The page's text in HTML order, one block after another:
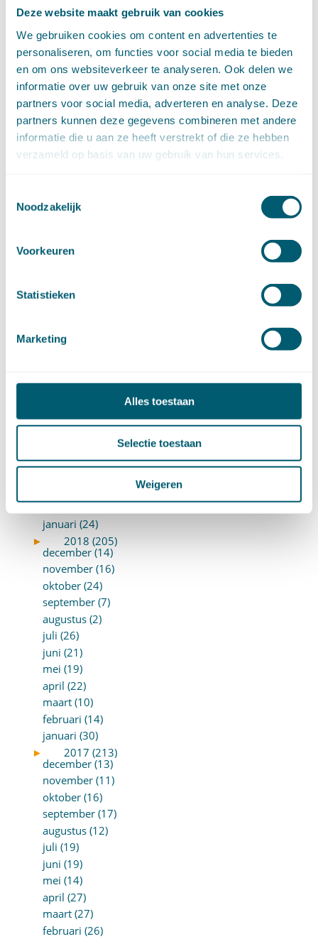
Deze website maakt gebruik van cookies
We gebruiken cookies om content en advertenties te
personaliseren, om functies voor social media te bieden
en om ons websiteverkeer te analyseren. Ook delen we
informatie over uw gebruik van onze site met onze
partners voor social media, adverteren en analyse. Deze
partners kunnen deze gegevens combineren met andere
informatie die u aan ze heeft verstrekt of die ze hebben
verzameld op basis van uw gebruik van hun services.
Noodzakelijk
Voorkeuren
Statistieken
Marketing
Alles toestaan
Selectie toestaan
Weigeren
juni (14)
mei (6)
april (11)
maart (14)
februari (11)
januari (15)
►
2020 (154)
december (6)
november (14)
oktober (14)
juli (20)
mei (12)
februari (12)
december (8)
juli (10)
mei (14)
februari (14)
januari (24)
►
2018 (205)
december (14)
november (16)
oktober (24)
september (7)
augustus (2)
juli (26)
juni (21)
mei (19)
april (22)
maart (10)
februari (14)
januari (30)
►
2017 (213)
december (13)
november (11)
oktober (16)
september (17)
augustus (12)
juli (19)
juni (19)
mei (14)
april (27)
maart (27)
februari (26)